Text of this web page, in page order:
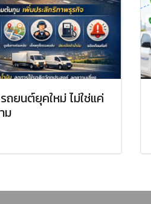
ถยนต์ยุคใหม่ ไม่ใช่แค่
ม